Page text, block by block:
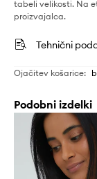
tabeli velikosti. Na
proizvajalca.
Tehnični
Ojačitev košarice:
Podobni izdelki